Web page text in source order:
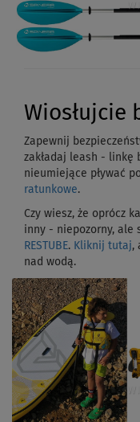
Wiosłujcie
Zapewnij
zakładaj leash - linkę
nieumiejące pływać
ratunkowe.
Czy wiesz, że oprócz
inny - niepozorny, ale
RESTUBE. Kliknij tutaj,
nad wodą.